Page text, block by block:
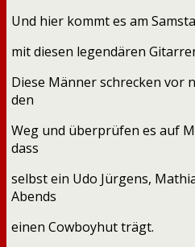
Und hier kommt es am
mit diesen legendären
Diese Männer schrecken vor
den
Weg und überprüfen es auf
dass
selbst ein Udo Jürgens,
Abends
einen Cowboyhut trägt.